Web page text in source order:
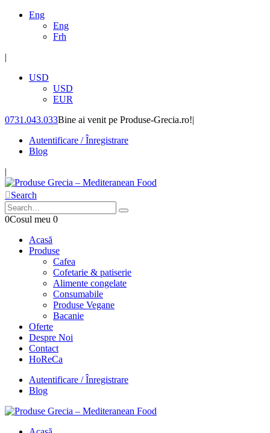
Eng
Eng
Frh
|
USD
USD
EUR
0731.043.033Bine ai venit pe Produse-Grecia.ro!|
Autentificare / Înregistrare
Blog
|
Search
0Cosul meu 0
Acasă
Produse
Cafea
Cofetarie & patiserie
Alimente congelate
Consumabile
Produse Vegane
Bacanie
Oferte
Despre Noi
Contact
HoReCa
Autentificare / Înregistrare
Blog